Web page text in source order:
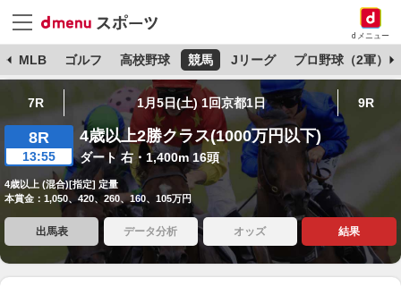
dメニュー
MLB ゴルフ 高校野球 競馬 Jリーグ プロ野球（2軍）
7R 1月5日(土) 1回京都1日 9R
8R
13:55
4歳以上2勝クラス(1000万円以下)
ダート 右・1,400m 16頭
4歳以上 (混合)[指定] 定量
本賞金：1,050、420、260、160、105万円
出馬表 データ分析 オッズ 結果